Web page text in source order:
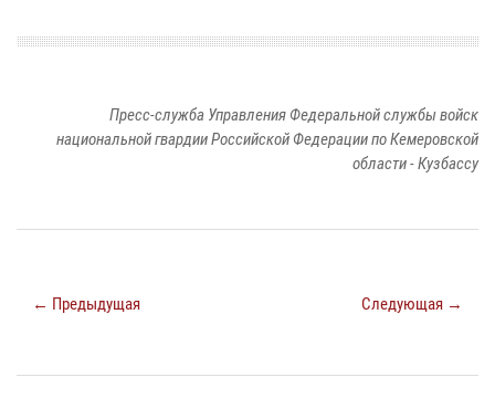
Пресс-служба Управления Федеральной службы войск
национальной гвардии Российской Федерации по Кемеровской
области - Кузбассу
← Предыдущая Следующая →